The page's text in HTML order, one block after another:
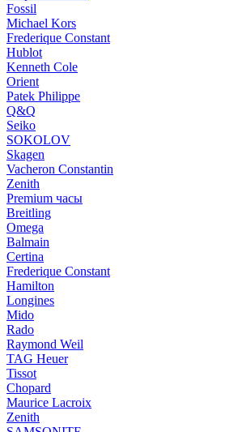
Fossil
Michael Kors
Frederique Constant
Hublot
Kenneth Cole
Orient
Patek Philippe
Q&Q
Seiko
SOKOLOV
Skagen
Vacheron Constantin
Zenith
Premium часы
Breitling
Omega
Balmain
Certina
Frederique Constant
Hamilton
Longines
Mido
Rado
Raymond Weil
TAG Heuer
Tissot
Chopard
Maurice Lacroix
Zenith